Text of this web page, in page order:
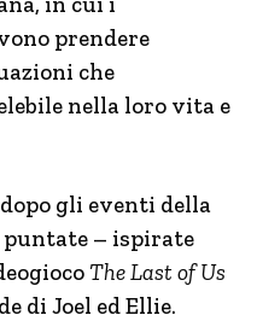
prendere
che
nella loro vita e
gli eventi della
puntate – ispirate
The Last of Us
di Joel ed Ellie.